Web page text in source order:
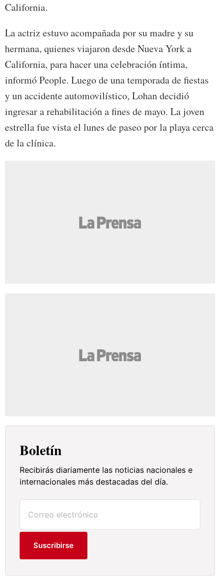
California.
La actriz estuvo acompañada por su madre y su
hermana, quienes viajaron desde Nueva York a
California, para hacer una celebración íntima,
informó People. Luego de una temporada de fiestas
y un accidente automovilístico, Lohan decidió
ingresar a rehabilitación a fines de mayo. La joven
estrella fue vista el lunes de paseo por la playa cerca
de la clínica.
Boletín
Recibirás diariamente las noticias nacionales e
internacionales más destacadas del día.
Suscribirse